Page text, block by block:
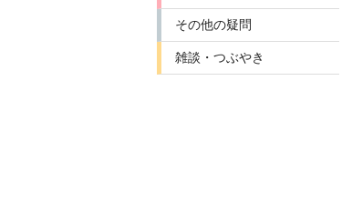
その他の疑問
雑談・つぶやき